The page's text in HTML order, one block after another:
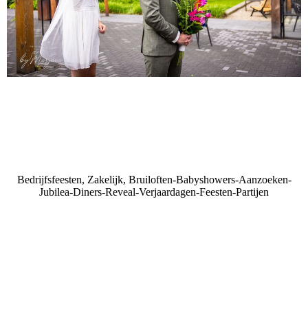
Bedrijfsfeesten, Zakelijk, Bruiloften-Babyshowers-Aanzoeken-
Jubilea-Diners-Reveal-Verjaardagen-Feesten-Partijen